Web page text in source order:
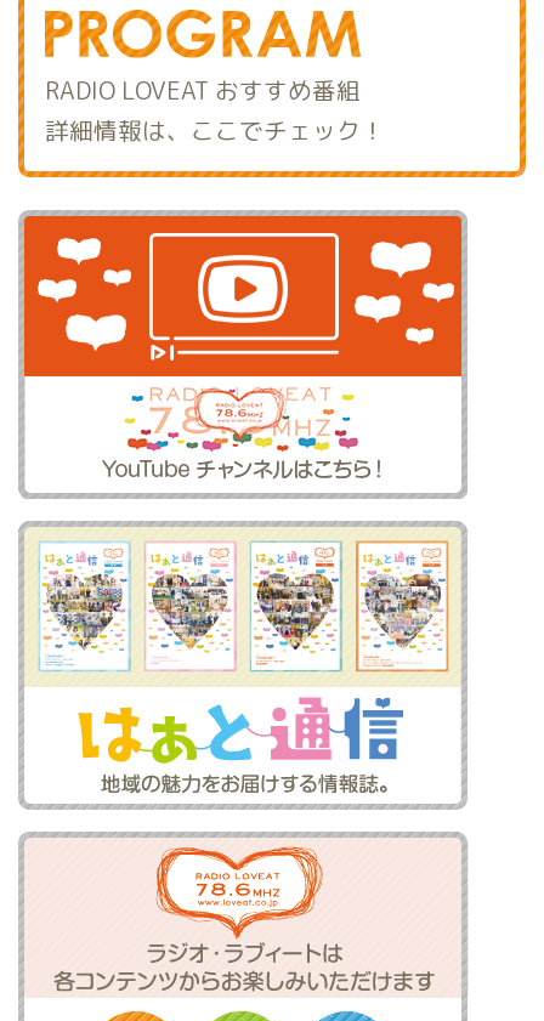
RADIO LOVEAT おすすめ番組
詳細情報は、ここでチェック！